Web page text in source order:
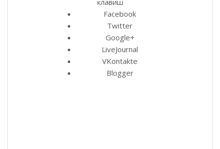
Facebook
Twitter
Google+
LiveJournal
VKontakte
Blogger